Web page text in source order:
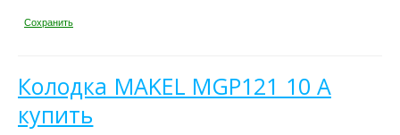
Сохранить
Колодка MAKEL MGP121 10 А
купить